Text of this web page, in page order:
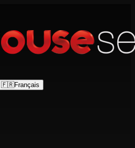
🇫🇷Français